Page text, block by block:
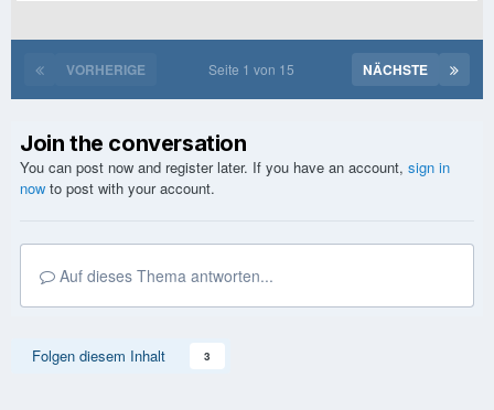
VORHERIGE NÄCHSTE
Seite 1 von 15
Join the conversation
You can post now and register later. If you have an account, sign in
now to post with your account.
Auf dieses Thema antworten...
Folgen diesem Inhalt 3